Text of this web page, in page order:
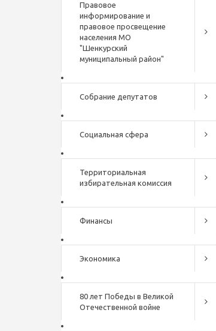
Правовое
информирование и
правовое просвещение
населения МО
"Шенкурский
муниципальный район"
Собрание депутатов
Социальная сфера
Территориальная
избирательная комиссия
Финансы
Экономика
80 лет Победы в Великой
Отечественной войне